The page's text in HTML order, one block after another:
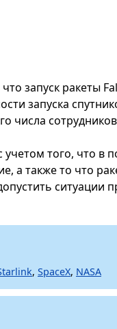
запуск ракеты
запуска
числа
того, что в
а также то что
, SpaceX, NASA